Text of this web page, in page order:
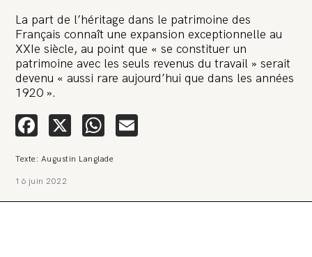
La part de l’héritage dans le patrimoine des
Français connaît une expansion exceptionnelle au
XXIe siècle, au point que « se constituer un
patrimoine avec les seuls revenus du travail » serait
devenu « aussi rare aujourd’hui que dans les années
1920 ».
Facebook
X WhatsApp
Texte: Augustin Langlade
16 juin 2022
🚨 L’heure est grave. Une
multinationale tente d’anéantir La
Relève et La Peste 🤯
attaque en justice. Vous savez comment cela s’appelle ?
l’anonymat d’un habitant inquiet pour sa santé. Et aujourd’hui elle
peut-être, à nous faire disparaître. Pour nous sauver, nous lançons